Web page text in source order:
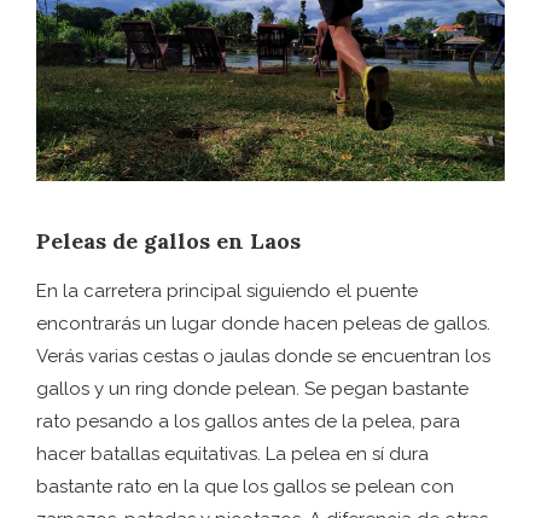
Peleas de gallos en Laos
En la carretera principal siguiendo el puente
encontrarás un lugar donde hacen peleas de gallos.
Verás varias cestas o jaulas donde se encuentran los
gallos y un ring donde pelean. Se pegan bastante
rato pesando a los gallos antes de la pelea, para
hacer batallas equitativas. La pelea en sí dura
bastante rato en la que los gallos se pelean con